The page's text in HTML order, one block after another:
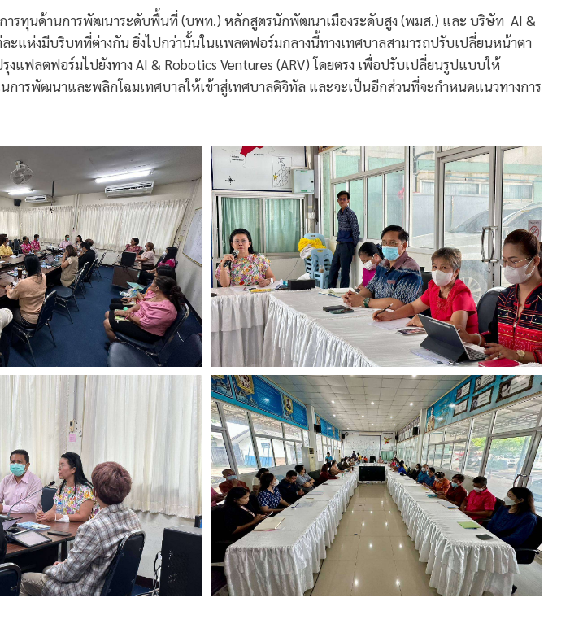
ารทุนด้านการพัฒนาระดับพื้นที่ (บพท.) หลักสูตรนักพัฒนาเมืองระดับสูง (พมส.) และ บริษัท AI &
ละแห่งมีบริบทที่ต่างกัน ยิ่งไปกว่านั้นในแพลตฟอร์มกลางนี้ทางเทศบาลสามารถปรับเปลี่ยนหน้าตา
แฟลตฟอร์มไปยังทาง AI & Robotics Ventures (ARV) โดยตรง เพื่อปรับเปลี่ยนรูปแบบให้
ารพัฒนาและพลิกโฉมเทศบาลให้เข้าสู่เทศบาลดิจิทัล และจะเป็นอีกส่วนที่จะกำหนดแนวทางการ